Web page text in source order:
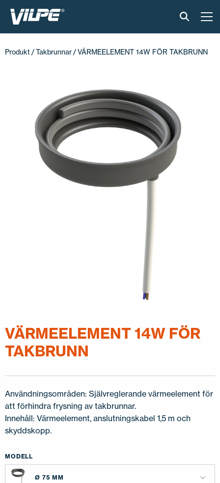
INSTALLATION OCH MATERIAL
AKTUELLT
Produkt /Takbrunnar / VÄRMEELEMENT 14W FÖR TAKBRUNN
VÄRMEELEMENT 14W FÖR
TAKBRUNN
Användningsområden: Självreglerande värmeelement för
att förhindra frysning av takbrunnar.
Innehåll: Värmeelement, anslutningskabel 1,5 m och
skyddskopp.
MODELL
Ø 75 MM